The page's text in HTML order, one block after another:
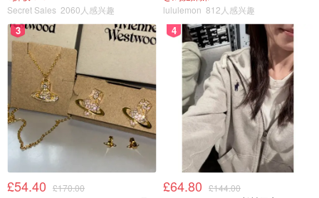
Secret Sales 2060人感兴趣 lululemon 812人感兴趣
3
£54.40 £170.00
4
£64.80 £144.00